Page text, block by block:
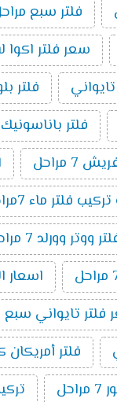
فلتر سبع
سعر فلتر اكوا لايف
فلتر بلو
فلتر باناسونيك 7 مراحل
7 مراحل
فلتر ماء 7مراحل
ووتر وورلد 7 مراحل
اسعار
فلتر تايواني سبع
فلتر أمريكان